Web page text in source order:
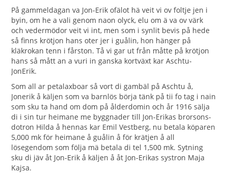
På gammeldagan va Jon-Erik ofälot hä veit vi ov foltje jen i
byin, om he a vali genom naon olyck, elu om ä va ov värk
och vedermödor veit vi int, men som i synlit bevis på hede
så finns krötjon hans oter jer i guålin, hon hänger på
kläkrokan tenn i fårston. Tå vi gar ut från måtte på krötjon
hans så mått an a vuri in ganska kortväxt kar Aschtu-
JonErik.
Som all ar petalaxboar så vort di gambäl på Aschtu å,
Jonerik å käljen som va barnlös börja tänk på tii fo tag i nain
som sku ta hand om dom på ålderdomin och år 1916 sälja
di i sin tur heimane me byggnader till Jon-Erikas brorsons-
dotron Hilda å hennas kar Emil Vestberg, nu betala köparen
5,000 mk för heimane å guålin å för krätjen å all
lösegendom som följa mä betala di tel 1,500 mk. Sytning
sku di jäv åt Jon-Erik å käljen å åt Jon-Erikas systron Maja
Kajsa.